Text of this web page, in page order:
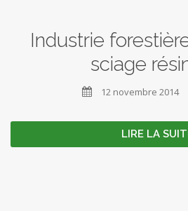
Industrie
sciage
 12 novembre 2014
LIRE LA